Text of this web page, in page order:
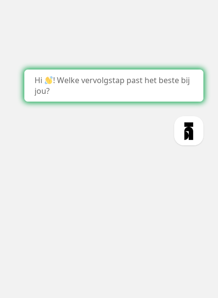
Hi
! Welke vervolgstap past het beste bij
jou?